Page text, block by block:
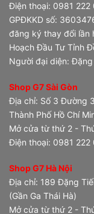
Điện thoại: 0981 222
GPĐKKD số:
đăng ký thay đổi lần
Hoạch Đầu Tư Tỉnh
Người đại diện: Đặng
Shop G7 Sài Gòn
Địa chỉ: Số 3 Đường
Thành Phố Hồ Chí
Mở cửa từ thứ 2 -
Điện thoại: 0981 222
Shop G7 Hà Nội
Địa chỉ: 189 Đặng
(Gần Ga Thái Hà)
Mở cửa từ thứ 2 -